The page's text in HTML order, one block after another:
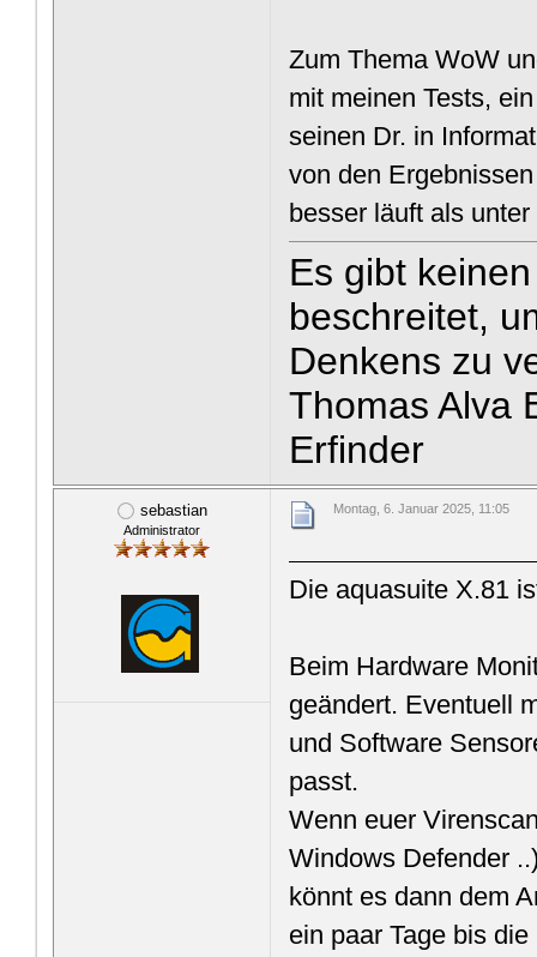
Zum Thema WoW
mit meinen Tests,
seinen Dr. in
von den
besser läuft als
Es gibt
beschreitet,
Denkens zu
Thomas Alva
Erfinder
sebastian
Administrator
Montag, 6. Januar 2025, 11:05
Die aquasuite X.81
Beim Hardware
geändert. Eventuell
und Software
passt.
Wenn euer
Windows Defender
könnt es dann dem
ein paar Tage bis